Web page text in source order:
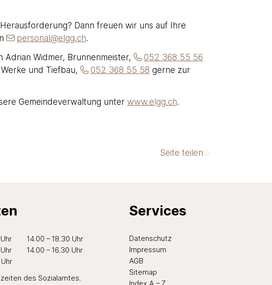
Dann freuen wir uns auf Ihre
personal@elgg.ch.
Widmer, Brunnenmeister,
052 368 55 56
und Tiefbau,
052 368 55 58 gerne zur
Gemeindeverwaltung unter www.elgg.ch.
Seite teilen
Öffnungszeiten Nachmittag
14.00 – 18.30 Uhr
14.00 – 16.30 Uhr
des Sozialamtes.
Services
Datenschutz
Impressum
AGB
Sitemap